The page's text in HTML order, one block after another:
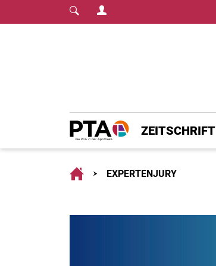
Login Menu
Home
ZEITSCHRIFT
HomeEXPERTENJURY